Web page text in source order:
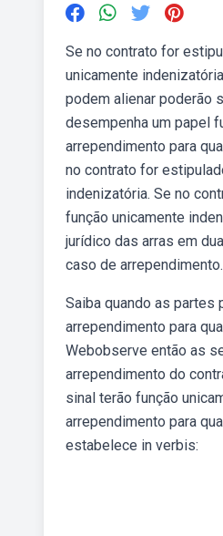
Se no contrato for
unicamente
podem alienar poderão
desempenha um papel
arrependimento para
no contrato for
indenizatória. Se no
função unicamente
jurídico das arras em
caso de arrependimento.
Saiba quando as partes
arrependimento para
Webobserve então as
arrependimento do
sinal terão função
arrependimento para
estabelece in verbis: